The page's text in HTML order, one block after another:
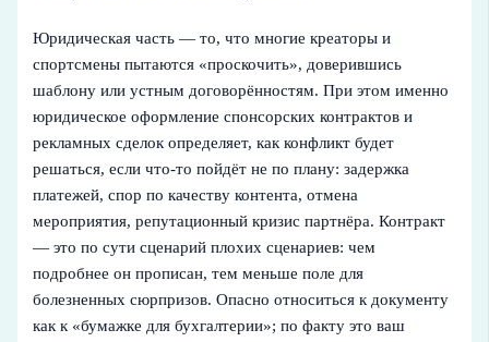
Юридическая часть — то, что многие креаторы и
спортсмены пытаются «проскочить», доверившись
шаблону или устным договорённостям. При этом именно
юридическое оформление спонсорских контрактов и
рекламных сделок определяет, как конфликт будет
решаться, если что‑то пойдёт не по плану: задержка
платежей, спор по качеству контента, отмена
мероприятия, репутационный кризис партнёра. Контракт
— это по сути сценарий плохих сценариев: чем
подробнее он прописан, тем меньше поле для
болезненных сюрпризов. Опасно относиться к документу
как к «бумажке для бухгалтерии»; по факту это ваш